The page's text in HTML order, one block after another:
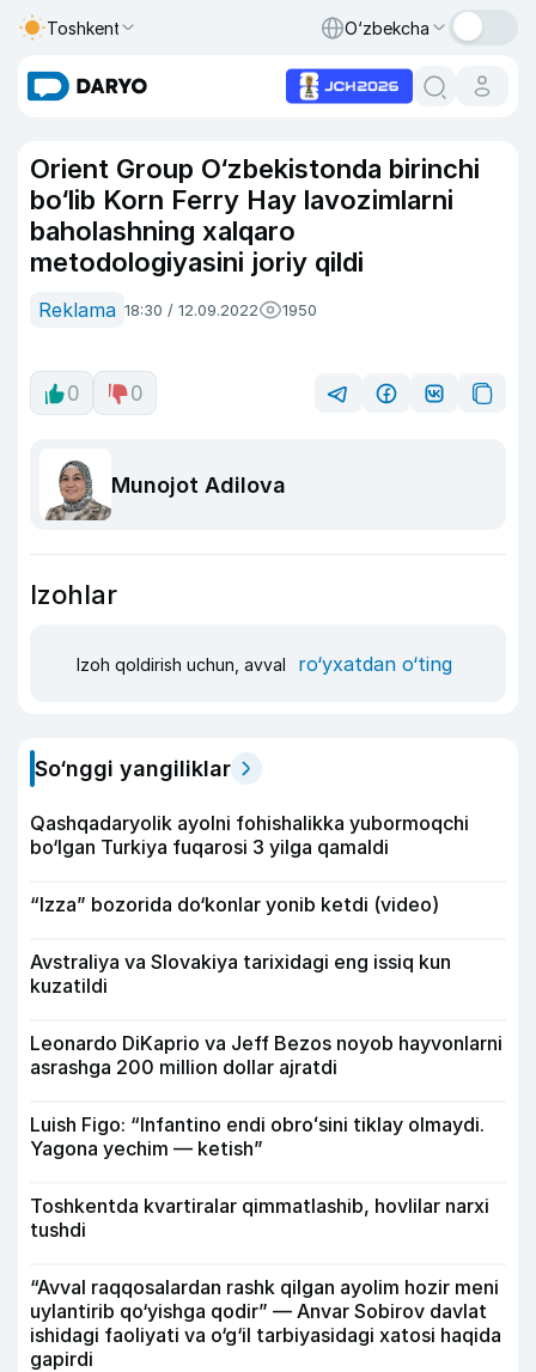
Toshkent O‘zbekcha
Orient Group O‘zbekistonda birinchi
bo‘lib Korn Ferry Hay lavozimlarni
baholashning xalqaro
metodologiyasini joriy qildi
Reklama 18:30 / 12.09.2022 1950
0 0
Munojot Adilova
Izohlar
Izoh qoldirish uchun, avval ro‘yxatdan o‘ting
So‘nggi yangiliklar
Qashqadaryolik ayolni fohishalikka yubormoqchi
bo‘lgan Turkiya fuqarosi 3 yilga qamaldi
“Izza” bozorida do‘konlar yonib ketdi (video)
Avstraliya va Slovakiya tarixidagi eng issiq kun
kuzatildi
Leonardo DiKaprio va Jeff Bezos noyob hayvonlarni
asrashga 200 million dollar ajratdi
Luish Figo: “Infantino endi obroʻsini tiklay olmaydi.
Yagona yechim — ketish”
Toshkentda kvartiralar qimmatlashib, hovlilar narxi
tushdi
“Avval raqqosalardan rashk qilgan ayolim hozir meni
uylantirib qo‘yishga qodir” — Anvar Sobirov davlat
ishidagi faoliyati va o‘g‘il tarbiyasidagi xatosi haqida
gapirdi